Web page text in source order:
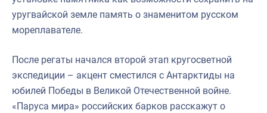
уругвайской земле память о знаменитом русском
мореплавателе.
После регаты начался второй этап кругосветной
экспедиции – акцент сместился с Антарктиды на
юбилей Победы в Великой Отечественной войне.
«Паруса мира» российских барков расскажут о